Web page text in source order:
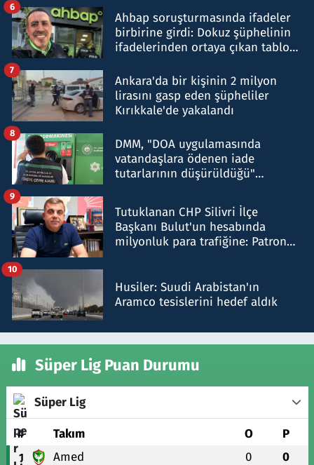
Ahbap soruşturmasında ifadeler
birbirine girdi: Dokuz şüphelinin
ifadelerinden ortaya çıkan tablo
6
Ankara'da bir kişinin 2 milyon
lirasını gasp eden şüpheliler
Kırıkkale'de yakalandı
7
DMM, "DOA uygulamasında
vatandaşlara ödenen iade
tutarlarının düşürüldüğü"
8
Tutuklanan CHP Silivri İlçe
Başkanı Bulut'un hesabında
milyonluk para trafiğine: Patron
9
Husiler: Suudi Arabistan'ın
Aramco tesislerini hedef aldık
10
Süper Lig Puan Durumu
Süper Lig
# Takım O P
1 Amed 0 0